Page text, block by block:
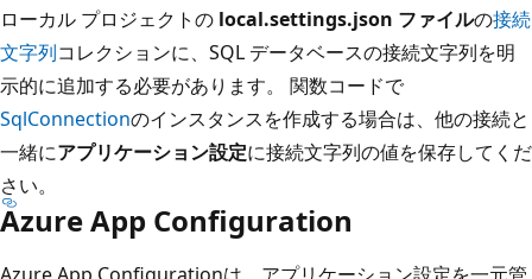
ローカル プロジェクトの local.settings.json ファイルの接続
文字列コレクションに、SQL データベースの接続文字列を明
示的に追加する必要があります。 関数コードで
SqlConnectionのインスタンスを作成する場合は、他の接続と
一緒にアプリケーション設定に接続文字列の値を保存してくだ
さい。
Azure App Configuration
Azure App Configurationは、アプリケーション設定を一元管